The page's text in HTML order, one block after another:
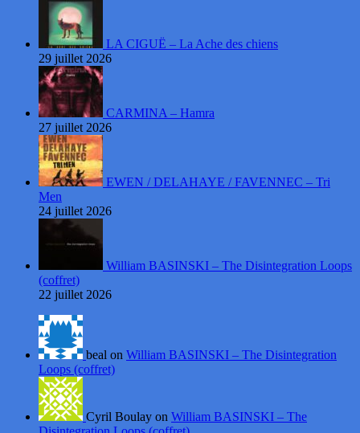
LA CIGUË – La Ache des chiens
29 juillet 2026
CARMINA – Hamra
27 juillet 2026
EWEN / DELAHAYE / FAVENNEC – Tri
Men
24 juillet 2026
William BASINSKI – The Disintegration Loops
(coffret)
22 juillet 2026
beal on William BASINSKI – The Disintegration
Loops (coffret)
Cyril Boulay on William BASINSKI – The